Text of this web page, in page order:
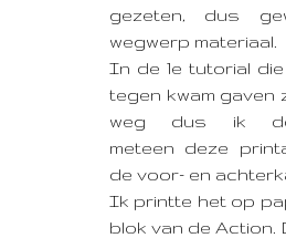
gezeten, dus
wegwerp materiaal.
In de 1e tutorial
tegen kwam gaven
weg dus ik
meteen deze
de voor- en
Ik printte het op
blok van de Action.